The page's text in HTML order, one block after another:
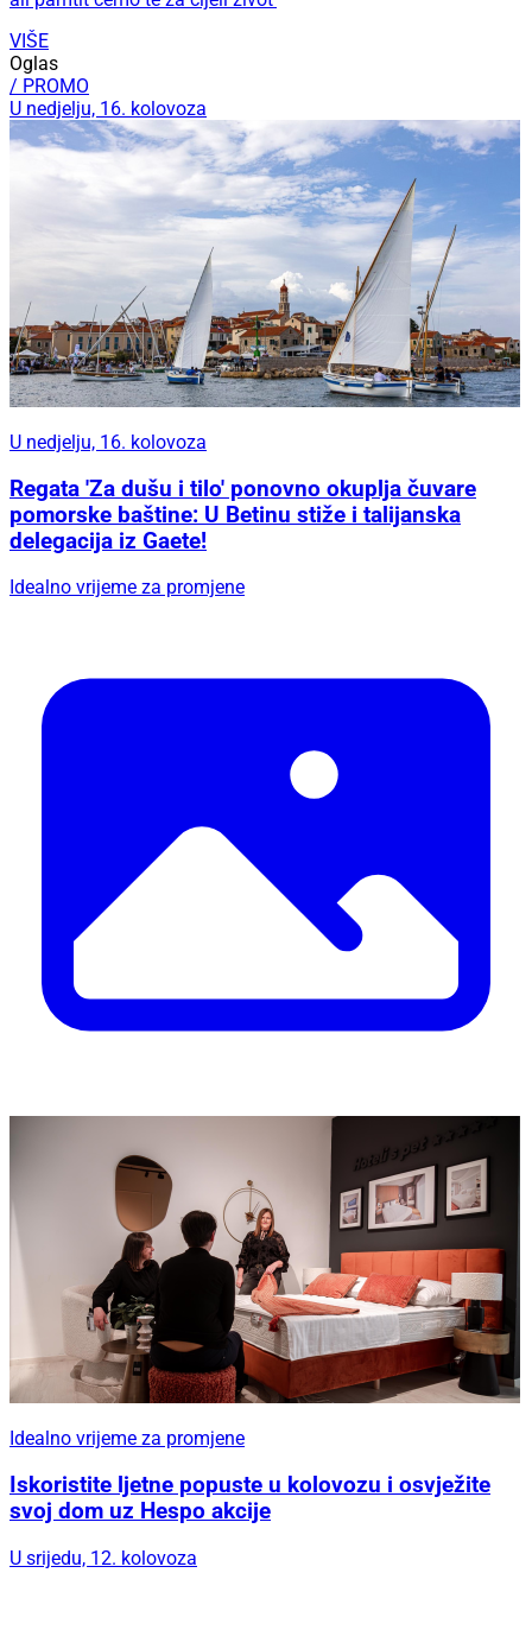
VIŠE
Oglas
/ PROMO
U nedjelju, 16. kolovoza
U nedjelju, 16. kolovoza
Regata 'Za dušu i tilo' ponovno okuplja čuvare
pomorske baštine: U Betinu stiže i talijanska
delegacija iz Gaete!
Idealno vrijeme za promjene
Idealno vrijeme za promjene
Iskoristite ljetne popuste u kolovozu i osvježite
svoj dom uz Hespo akcije
U srijedu, 12. kolovoza